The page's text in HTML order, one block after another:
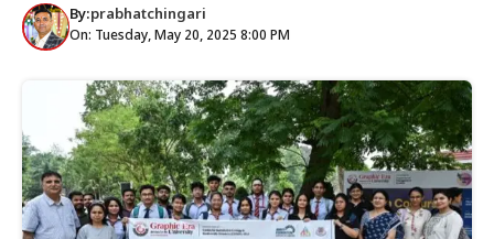
By:prabhatchingari
On: Tuesday, May 20, 2025 8:00 PM